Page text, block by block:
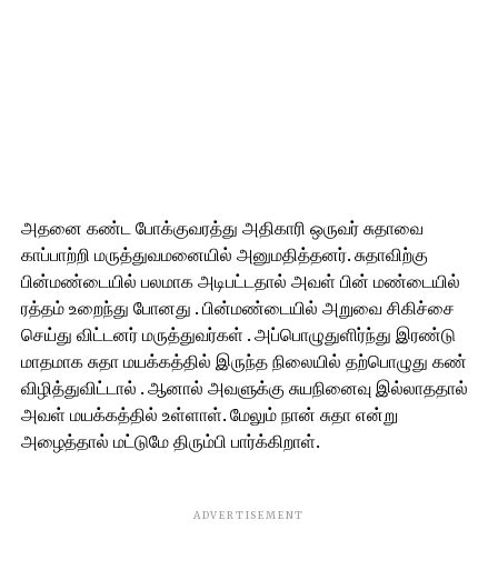
அதனை கண்ட போக்குவரத்து அதிகாரி ஒருவர் சுதாவை
காப்பாற்றி மருத்துவமனையில் அனுமதித்தனர். சுதாவிற்கு
பின்மண்டையில் பலமாக அடிபட்டதால் அவள் பின் மண்டையில்
ரத்தம் உறைந்து போனது . பின்மண்டையில் அறுவை சிகிச்சை
செய்து விட்டனர் மருத்துவர்கள் . அப்பொழுதுளிர்ந்து இரண்டு
மாதமாக சுதா மயக்கத்தில் இருந்த நிலையில் தற்பொழுது கண்
விழித்துவிட்டால் . ஆனால் அவளுக்கு சுயநினைவு இல்லாததால்
அவள் மயக்கத்தில் உள்ளாள். மேலும் நான் சுதா என்று
அழைத்தால் மட்டுமே திரும்பி பார்க்கிறாள்.
ADVERTISEMENT